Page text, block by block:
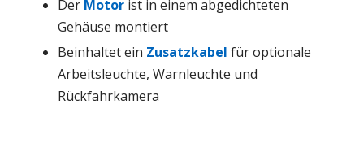
Der Motor ist in einem abgedichteten
Gehäuse montiert
Beinhaltet ein Zusatzkabel für optionale
Arbeitsleuchte, Warnleuchte und
Rückfahrkamera